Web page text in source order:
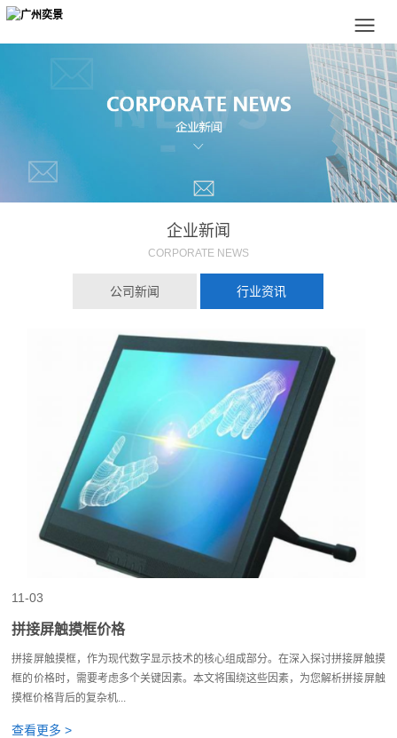
企业新闻
CORPORATE NEWS
公司新闻 行业资讯
11-03
拼接屏触摸框价格
拼接屏触摸框，作为现代数字显示技术的核心组成部分。在深入探讨拼接屏触摸
框的价格时，需要考虑多个关键因素。本文将围绕这些因素，为您解析拼接屏触
摸框价格背后的复杂机...
查看更多 >